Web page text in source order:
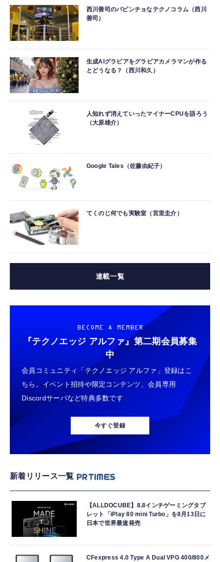
西川善司のバビンチョなテクノコラム（西川
善司）
生成AIグラビアをグラビアカメラマンが作る
とどうなる？（西川和久）
人知れず消えていったマイナーCPUを語ろう
（大原雄介）
Google Tales（佐藤由紀子）
てくのじ何でも実験室（宮里圭介）
連載一覧
BECOME A MEMBER
『テクノエッジ アルファ』 第二期会員募集
中
会員コミュニティ「テクノエッジ アルファ」登録はこ
ちら。イベント招待や限定コンテンツ、会員専用
Discordサーバなど特典多数です
今すぐ登録
新着リリース一覧
【ALLDOCUBE】8.8インチゲーミングタブ
レット「iPlay 80 mini Turbo」を8月13日に
日本で世界最速発売
CFexpress 4.0 Type A Dual VPG 400/800メ